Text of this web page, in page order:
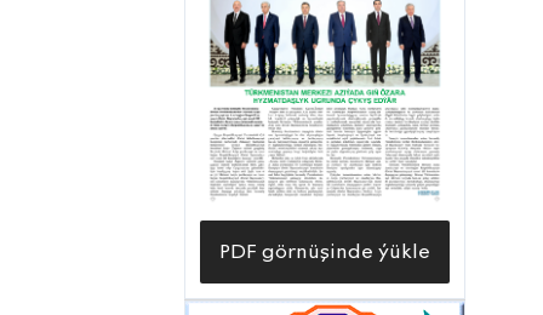
PDF görnüşinde ýükle